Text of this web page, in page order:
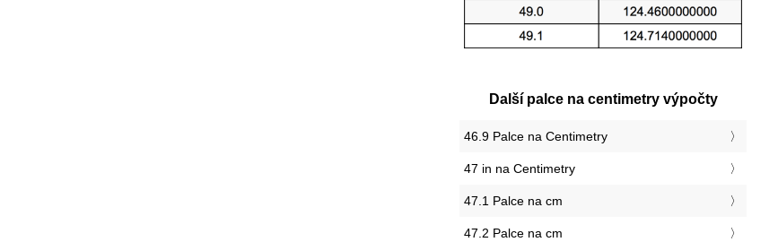
Další palce na centimetry výpočty
46.9 Palce na Centimetry
47 in na Centimetry
47.1 Palce na cm
47.2 Palce na cm